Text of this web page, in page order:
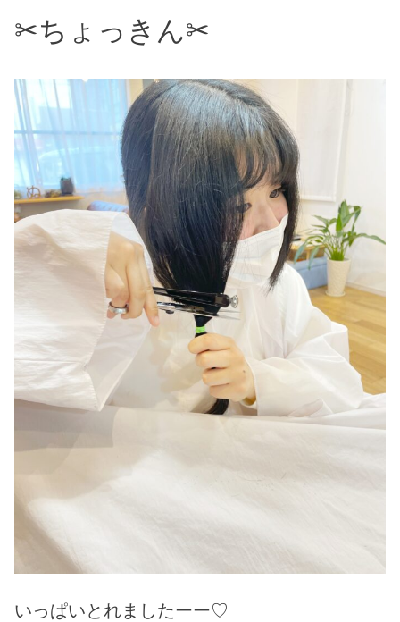
✂︎ちょっきん✂︎
いっぱいとれましたーー♡